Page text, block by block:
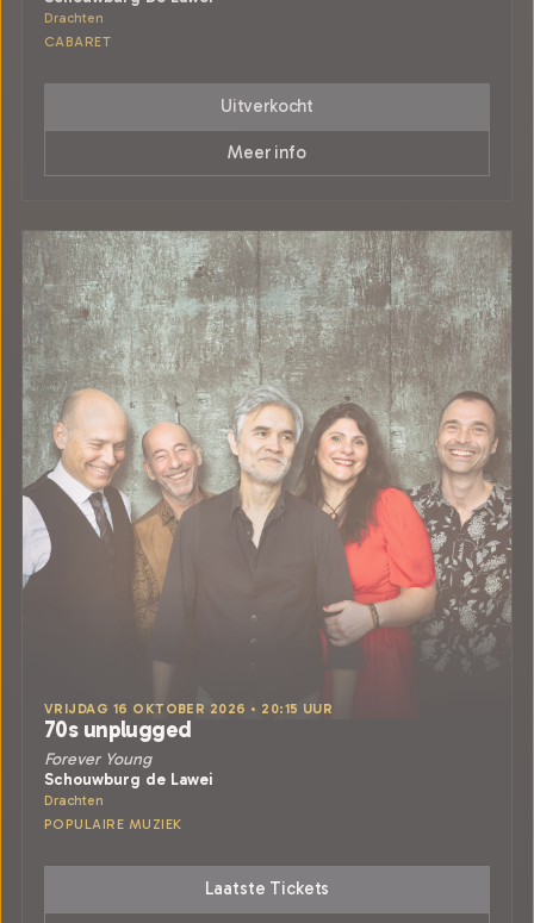
Drachten
CABARET
Uitverkocht
Meer info
VRIJDAG 16 OKTOBER 2026 • 20:15 UUR
70s unplugged
Forever Young
Schouwburg de Lawei
Drachten
POPULAIRE MUZIEK
Laatste Tickets